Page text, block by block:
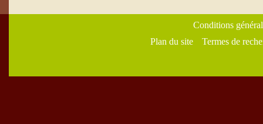
Conditions
Plan du site
Termes de